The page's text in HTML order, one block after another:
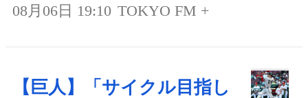
08月06日 19:10 TOKYO FM +
【巨人】「サイクル目指し